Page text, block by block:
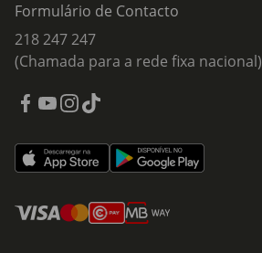
Formulário de Contacto
218 247 247
(Chamada para a rede fixa nacional)